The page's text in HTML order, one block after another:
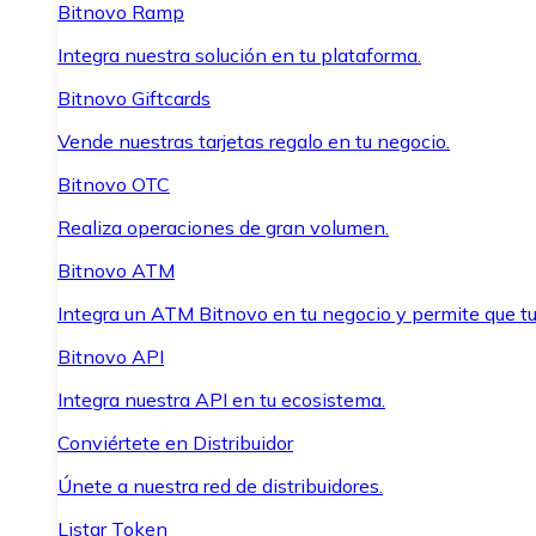
Bitnovo Ramp
Integra nuestra solución en tu plataforma.
Bitnovo Giftcards
Vende nuestras tarjetas regalo en tu negocio.
Bitnovo OTC
Realiza operaciones de gran volumen.
Bitnovo ATM
Integra un ATM Bitnovo en tu negocio y permite que
Bitnovo API
Integra nuestra API en tu ecosistema.
Conviértete en Distribuidor
Únete a nuestra red de distribuidores.
Listar Token